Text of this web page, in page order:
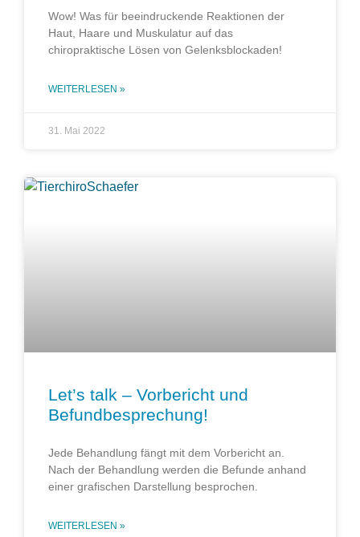
Wow! Was für beeindruckende Reaktionen der
Haut, Haare und Muskulatur auf das
chiropraktische Lösen von Gelenksblockaden!
WEITERLESEN »
31. Mai 2022
Let’s talk – Vorbericht und
Befundbesprechung!
Jede Behandlung fängt mit dem Vorbericht an.
Nach der Behandlung werden die Befunde anhand
einer grafischen Darstellung besprochen.
WEITERLESEN »